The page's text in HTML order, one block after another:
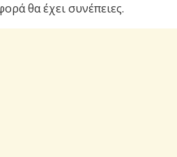
θα έχει συνέπειες.